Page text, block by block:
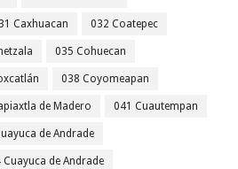
Caxhuacan 032 Coatepec
035 Cohuecan
038 Coyomeapan
de Madero 041 Cuautempan
de Andrade
Cuayuca de Andrade